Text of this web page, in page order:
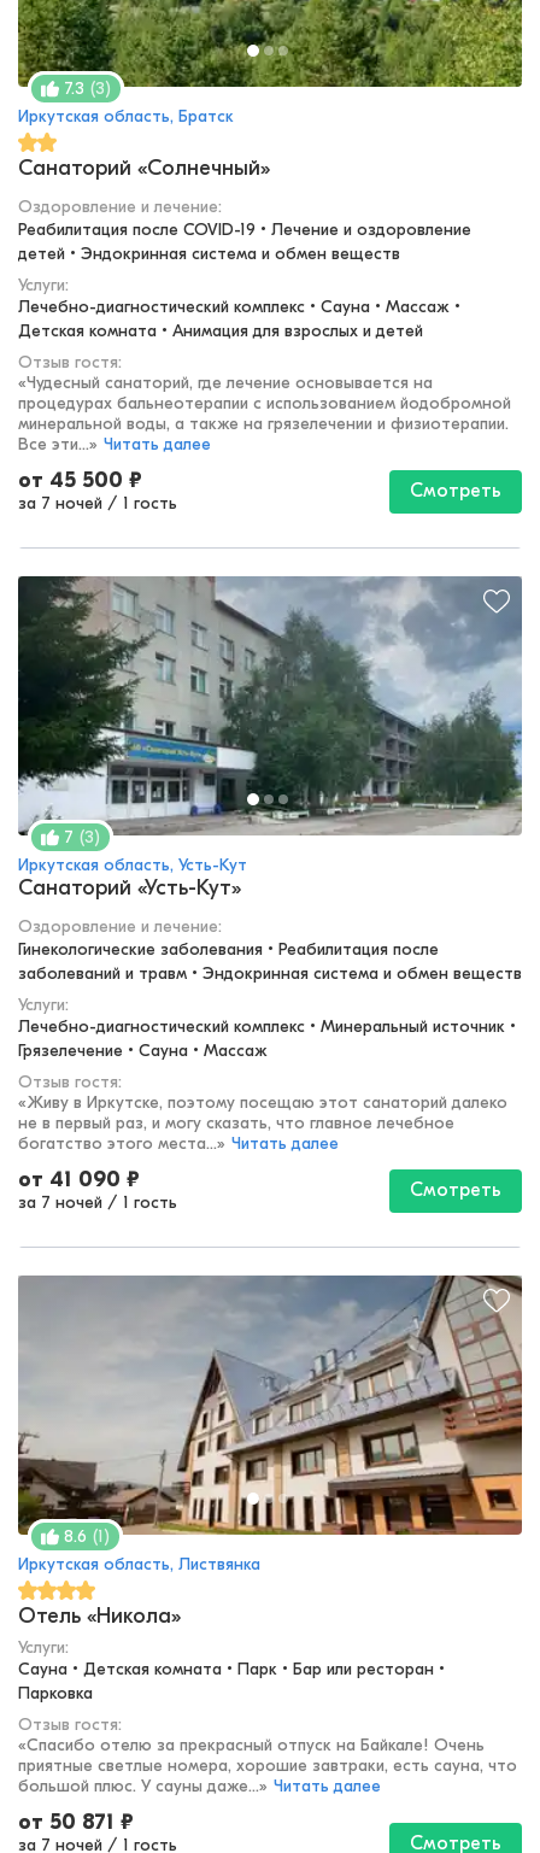
7.3 (3)
Иркутская область, Братск
Санаторий «Солнечный»
Оздоровление и лечение:
Реабилитация после COVID-19 • Лечение и оздоровление
детей • Эндокринная система и обмен веществ
Услуги:
Лечебно-диагностический комплекс • Сауна • Массаж •
Детская комната • Анимация для взрослых и детей
Отзыв гостя:
«Чудесный санаторий, где лечение основывается на
процедурах бальнеотерапии с использованием йодобромной
минеральной воды, а также на грязелечении и физиотерапии.
Все эти...» Читать далее
от 45 500 ₽
за 7 ночей / 1 гость
Смотреть
7 (3)
Иркутская область, Усть-Кут
Санаторий «Усть-Кут»
Оздоровление и лечение:
Гинекологические заболевания • Реабилитация после
заболеваний и травм • Эндокринная система и обмен веществ
Услуги:
Лечебно-диагностический комплекс • Минеральный источник •
Грязелечение • Сауна • Массаж
Отзыв гостя:
«Живу в Иркутске, поэтому посещаю этот санаторий далеко
не в первый раз, и могу сказать, что главное лечебное
богатство этого места...» Читать далее
от 41 090 ₽
за 7 ночей / 1 гость
Смотреть
8.6 (1)
Иркутская область, Листвянка
Отель «Никола»
Услуги:
Сауна • Детская комната • Парк • Бар или ресторан •
Парковка
Отзыв гостя:
«Спасибо отелю за прекрасный отпуск на Байкале! Очень
приятные светлые номера, хорошие завтраки, есть сауна, что
большой плюс. У сауны даже...» Читать далее
от 50 871 ₽
за 7 ночей / 1 гость Смотреть